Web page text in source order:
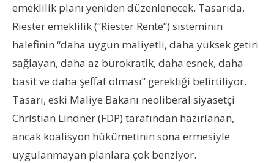
emeklilik planı yeniden düzenlenecek. Tasarıda,
Riester emeklilik (“Riester Rente”) sisteminin
halefinin “daha uygun maliyetli, daha yüksek getiri
sağlayan, daha az bürokratik, daha esnek, daha
basit ve daha şeffaf olması” gerektiği belirtiliyor.
Tasarı, eski Maliye Bakanı neoliberal siyasetçi
Christian Lindner (FDP) tarafından hazırlanan,
ancak koalisyon hükümetinin sona ermesiyle
uygulanmayan planlara çok benziyor.